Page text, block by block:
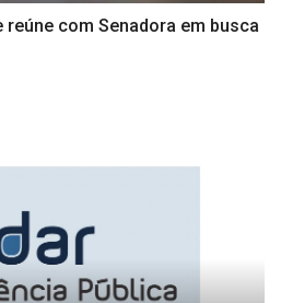
com Senadora em busca